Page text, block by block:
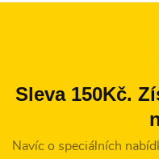
Sleva 150Kč.
Navíc o speciálních